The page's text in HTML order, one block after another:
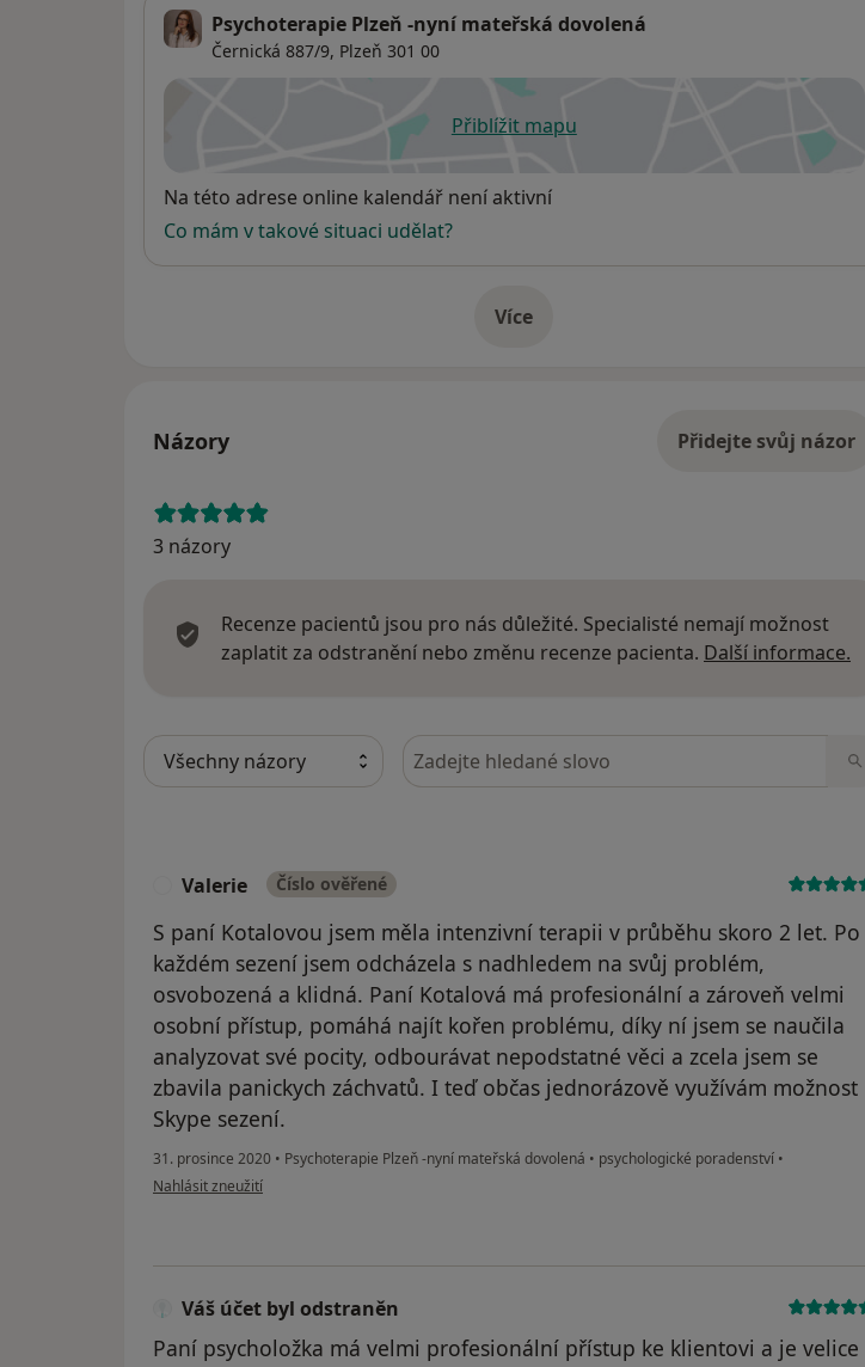
Psychoterapie Plzeň -nyní mateřská dovolená
Černická 887/9, Plzeň 301 00
Přiblížit mapuse otevře v nové záložce
Dostupnost
Na této adrese online kalendář není aktivní
Co mám v takové situaci udělat?
Víceo adrese
Názory Přidejte svůj názor
3 názory
Recenze pacientů jsou pro nás důležité. Specialisté nemají možnost
zaplatit za odstranění nebo změnu recenze pacienta. Další informace.
Hledejte v názorech
Valerie Číslo ověřené
S paní Kotalovou jsem měla intenzivní terapii v průběhu skoro 2 let. Po
každém sezení jsem odcházela s nadhledem na svůj problém,
osvobozená a klidná. Paní Kotalová má profesionální a zároveň velmi
osobní přístup, pomáhá najít kořen problému, díky ní jsem se naučila
analyzovat své pocity, odbourávat nepodstatné věci a zcela jsem se
zbavila panickych záchvatů. I teď občas jednorázově využívám možnost
Skype sezení.
31. prosince 2020 • Psychoterapie Plzeň -nyní mateřská dovolená • psychologické poradenství •
podle názoru uživatele Valerie
Nahlásit zneužití
Váš účet byl odstraněn
Paní psycholožka má velmi profesionální přístup ke klientovi a je velice